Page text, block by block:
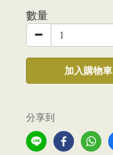
數量
加入購物車
分享到